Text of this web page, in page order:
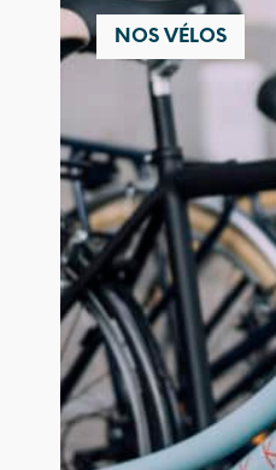
NOS VÉLOS